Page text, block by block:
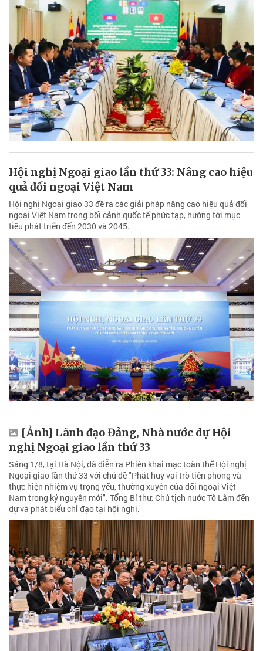
Hội nghị Ngoại giao lần thứ 33: Nâng cao hiệu
quả đối ngoại Việt Nam
Hội nghị Ngoại giao 33 đề ra các giải pháp nâng cao hiệu quả đối
ngoại Việt Nam trong bối cảnh quốc tế phức tạp, hướng tới mục
tiêu phát triển đến 2030 và 2045.
[Ảnh] Lãnh đạo Đảng, Nhà nước dự Hội
nghị Ngoại giao lần thứ 33
Sáng 1/8, tại Hà Nội, đã diễn ra Phiên khai mạc toàn thể Hội nghị
Ngoại giao lần thứ 33 với chủ đề "Phát huy vai trò tiên phong và
thực hiện nhiệm vụ trọng yếu, thường xuyên của đối ngoại Việt
Nam trong kỷ nguyên mới". Tổng Bí thư, Chủ tịch nước Tô Lâm đến
dự và phát biểu chỉ đạo tại hội nghị.